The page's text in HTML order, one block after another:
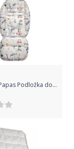
Mamas & Papas Podložka do kočárku Essentials Miami Beach